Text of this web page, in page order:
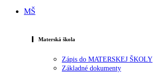
MŠ
Materská škola
Zápis do MATERSKEJ ŠKOLY
Základné dokumenty